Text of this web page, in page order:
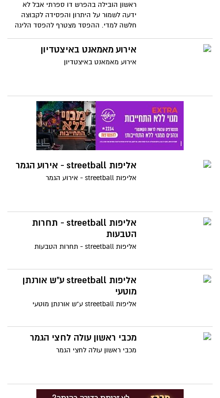
ראשון הובילה בהפרש דו ספרתי אבל לא
ידעה לשמור על היתרון והפסידה לקבוצה
חלשה למדי. ההפסד מצטרף להפסד הליגה
אירוע מאמאנט באיצטדיון
אירוע מאמאנט באיצטדיון
אליפות streetball - אירוע הגמר
אליפות streetball - אירוע הגמר
אליפות streetball - תחרות
הטבעות
אליפות streetball - תחרות הטבעות
אליפות streetball ע"ש אורנתן
מוטעי
אליפות streetball ע"ש אורנתן מוטעי
מכבי ראשון עולה לחצי הגמר
מכבי ראשון עולה לחצי הגמר